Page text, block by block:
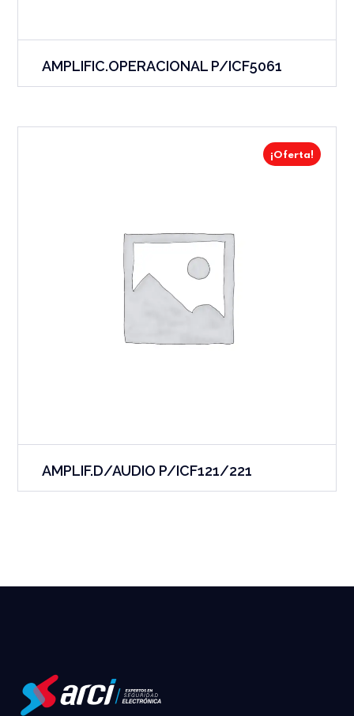
AMPLIFIC.OPERACIONAL P/ICF5061
¡Oferta!
AMPLIF.D/AUDIO P/ICF121/221